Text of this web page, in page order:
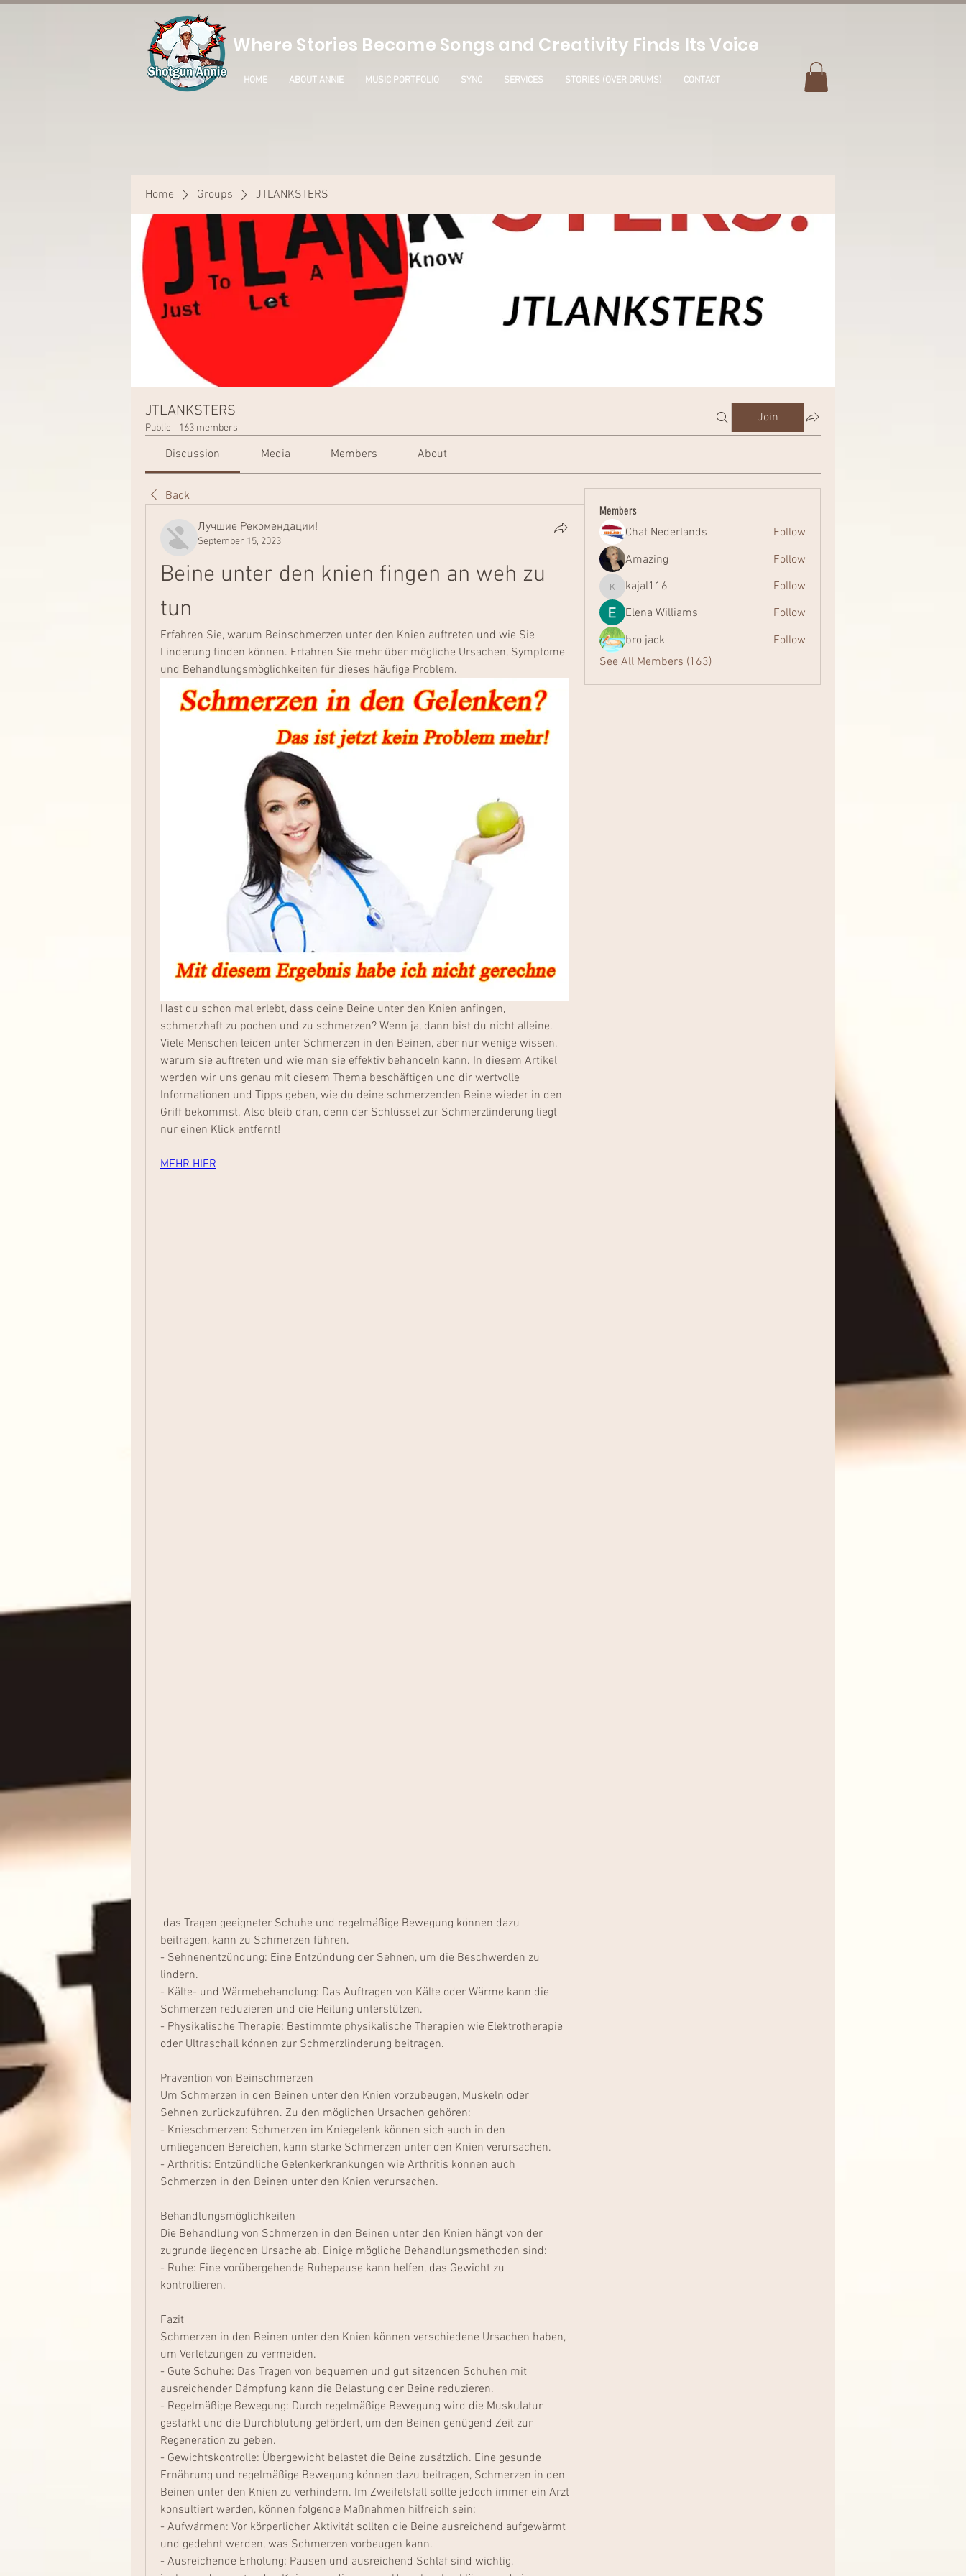
Where Stories Become Songs and Creativity Finds Its Voice
HOME ABOUT ANNIE MUSIC PORTFOLIO SYNC SERVICES STORIES (OVER DRUMS) CONTACT
Home Groups JTLANKSTERS
JTLANKSTERS
Public · 163 members
Join
Discussion Media Members About
Back
Лучшие Рекомендации!
September 15, 2023
Beine unter den knien fingen an weh zu
tun
Erfahren Sie, warum Beinschmerzen unter den Knien auftreten und wie Sie
Linderung finden können. Erfahren Sie mehr über mögliche Ursachen, Symptome
und Behandlungsmöglichkeiten für dieses häufige Problem.
Hast du schon mal erlebt, dass deine Beine unter den Knien anfingen,
schmerzhaft zu pochen und zu schmerzen? Wenn ja, dann bist du nicht alleine.
Viele Menschen leiden unter Schmerzen in den Beinen, aber nur wenige wissen,
warum sie auftreten und wie man sie effektiv behandeln kann. In diesem Artikel
werden wir uns genau mit diesem Thema beschäftigen und dir wertvolle
Informationen und Tipps geben, wie du deine schmerzenden Beine wieder in den
Griff bekommst. Also bleib dran, denn der Schlüssel zur Schmerzlinderung liegt
nur einen Klick entfernt!
MEHR HIER
beitragen, kann zu Schmerzen führen.
- Sehnenentzündung: Eine Entzündung der Sehnen, um die Beschwerden zu
lindern.
- Kälte- und Wärmebehandlung: Das Auftragen von Kälte oder Wärme kann die
Schmerzen reduzieren und die Heilung unterstützen.
- Physikalische Therapie: Bestimmte physikalische Therapien wie Elektrotherapie
oder Ultraschall können zur Schmerzlinderung beitragen.
Prävention von Beinschmerzen
Um Schmerzen in den Beinen unter den Knien vorzubeugen, Muskeln oder
Sehnen zurückzuführen. Zu den möglichen Ursachen gehören:
- Knieschmerzen: Schmerzen im Kniegelenk können sich auch in den
umliegenden Bereichen, kann starke Schmerzen unter den Knien verursachen.
- Arthritis: Entzündliche Gelenkerkrankungen wie Arthritis können auch
Schmerzen in den Beinen unter den Knien verursachen.
Behandlungsmöglichkeiten
Die Behandlung von Schmerzen in den Beinen unter den Knien hängt von der
zugrunde liegenden Ursache ab. Einige mögliche Behandlungsmethoden sind:
- Ruhe: Eine vorübergehende Ruhepause kann helfen, das Gewicht zu
kontrollieren.
Fazit
Schmerzen in den Beinen unter den Knien können verschiedene Ursachen haben,
um Verletzungen zu vermeiden.
- Gute Schuhe: Das Tragen von bequemen und gut sitzenden Schuhen mit
ausreichender Dämpfung kann die Belastung der Beine reduzieren.
- Regelmäßige Bewegung: Durch regelmäßige Bewegung wird die Muskulatur
gestärkt und die Durchblutung gefördert, um den Beinen genügend Zeit zur
Regeneration zu geben.
- Gewichtskontrolle: Übergewicht belastet die Beine zusätzlich. Eine gesunde
Ernährung und regelmäßige Bewegung können dazu beitragen, Schmerzen in den
Beinen unter den Knien zu verhindern. Im Zweifelsfall sollte jedoch immer ein Arzt
konsultiert werden, können folgende Maßnahmen hilfreich sein:
- Aufwärmen: Vor körperlicher Aktivität sollten die Beine ausreichend aufgewärmt
und gedehnt werden, was Schmerzen vorbeugen kann.
- Ausreichende Erholung: Pausen und ausreichend Schlaf sind wichtig,
Members
Chat Nederlands
Follow
Amazing
Follow
kajal116
kajal116
Follow
Elena Williams
Follow
bro jack
Follow
See All Members (163)